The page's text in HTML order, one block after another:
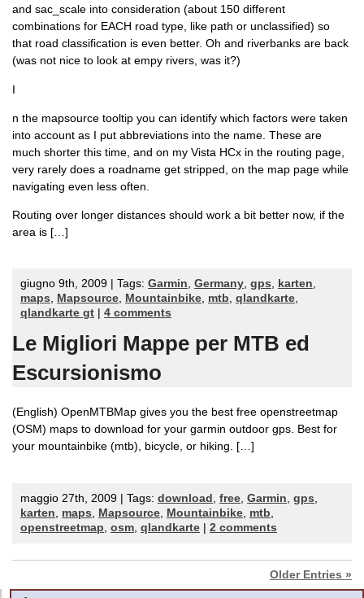
and sac_scale into consideration (about 150 different
combinations for EACH road type, like path or unclassified) so
that road classification is even better. Oh and riverbanks are back
(was not nice to look at empy rivers, was it?)
I
n the mapsource tooltip you can identify which factors were taken
into account as I put abbreviations into the name. These are
much shorter this time, and on my Vista HCx in the routing page,
very rarely does a roadname get stripped, on the map page while
navigating even less often.
Routing over longer distances should work a bit better now, if the
area is […]
giugno 9th, 2009 | Tags: Garmin, Germany, gps, karten,
maps, Mapsource, Mountainbike, mtb, qlandkarte,
qlandkarte gt
4 comments
Le Migliori Mappe per MTB ed
Escursionismo
(English) OpenMTBMap gives you the best free openstreetmap
(OSM) maps to download for your garmin outdoor gps. Best for
your mountainbike (mtb), bicycle, or hiking. […]
maggio 27th, 2009 | Tags: download free Garmin gps
karten
maps Mapsource Mountainbike mtb
openstreetmap osm qlandkarte | 2 comments
Older Entries »